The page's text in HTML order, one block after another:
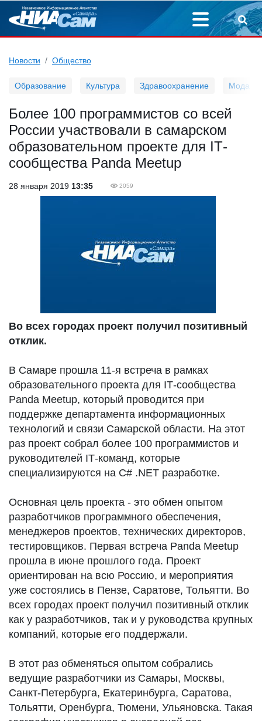
Новости Общество
Образование Культура Здравоохранение Мода
Более 100 программистов со всей
России участвовали в самарском
образовательном проекте для IТ-
сообщества Panda Meetup
28 января 2019 13:35 2059
Во всех городах проект получил позитивный
отклик.
В Самаре прошла 11-я встреча в рамках
образовательного проекта для IТ-сообщества
Panda Meetup, который проводится при
поддержке департамента информационных
технологий и связи Самарской области. На этот
раз проект собрал более 100 программистов и
руководителей IТ-команд, которые
специализируются на C# .NET разработке.
Основная цель проекта - это обмен опытом
разработчиков программного обеспечения,
менеджеров проектов, технических директоров,
тестировщиков. Первая встреча Panda Meetup
прошла в июне прошлого года. Проект
ориентирован на всю Россию, и мероприятия
уже состоялись в Пензе, Саратове, Тольятти. Во
всех городах проект получил позитивный отклик
как у разработчиков, так и у руководства крупных
компаний, которые его поддержали.
В этот раз обменяться опытом собрались
ведущие разработчики из Самары, Москвы,
Санкт-Петербурга, Екатеринбурга, Саратова,
Тольятти, Оренбурга, Тюмени, Ульяновска. Такая